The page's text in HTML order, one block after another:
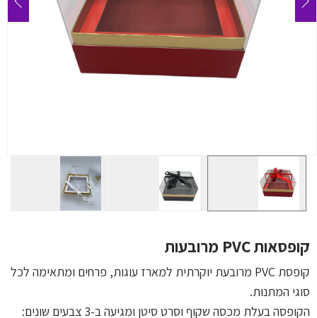
קופסאות PVC מרובעות
קופסת PVC מרובעת יוקרתית למארז עוגות, פרחים ומתאימה לכל
סוגי המתנות.
הקופסה בעלת מכסה שקוף וסרט סיטן ומגיעה ב-3 צבעים שונים: